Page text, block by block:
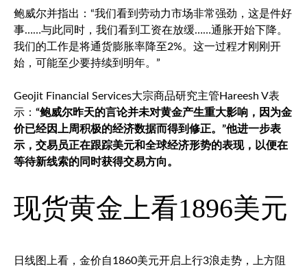
鲍威尔并指出：“我们看到劳动力市场非常强劲，这是件好
事……与此同时，我们看到工资在放缓……通胀开始下降。
我们的工作是将通货膨胀率降至2%。这一过程才刚刚开
始，可能至少要持续到明年。”
Geojit Financial Services大宗商品研究主管Hareesh V表
示： “鲍威尔昨天的言论并未对黄金产生重大影响，因为金
价已经因上周积极的经济数据而得到修正。”他进一步表
示，交易员正在跟踪美元和全球经济形势的表现，以便在
等待新线索的同时获得交易方向。
现货黄金上看1896美元
日线图上看，金价自1860美元开启上行3浪走势，上方阻